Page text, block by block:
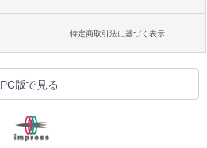
特定商取引法に基づく表示
PC版で見る